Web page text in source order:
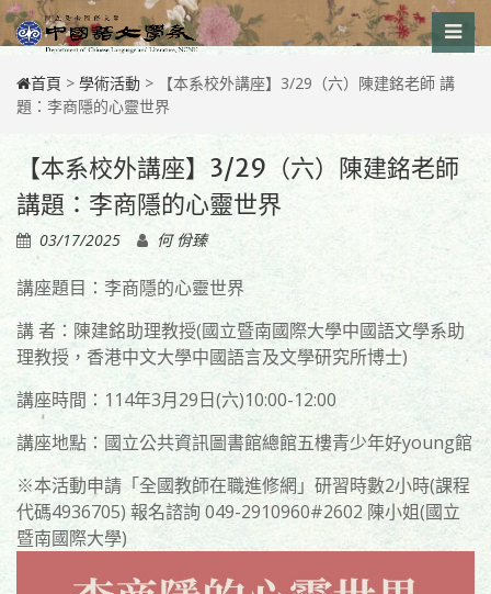
Skip
content
首頁 > 學術活動 >
【本系校外講座】3/29（六）陳建銘老師 講
題：李商隱的心靈世界
【本系校外講座】3/29（六）陳建銘老師
講題：李商隱的心靈世界
03/17/2025 何 佾臻
講座題目：李商隱的心靈世界
講 者：陳建銘助理教授(國立暨南國際大學中國語文學系助
理教授，香港中文大學中國語言及文學研究所博士)
講座時間：114年3月29日(六)10:00-12:00
講座地點：國立公共資訊圖書館總館五樓青少年好young館
※本活動申請「全國教師在職進修網」研習時數2小時(課程
代碼4936705) 報名諮詢 049-2910960#2602 陳小姐(國立
暨南國際大學)